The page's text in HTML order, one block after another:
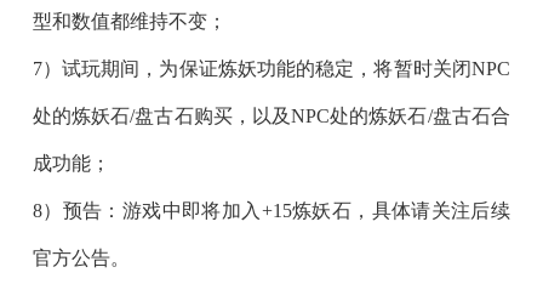
型和数值都维持不变；
7）试玩期间，为保证炼妖功能的稳定，将暂时关闭NPC
处的炼妖石/盘古石购买，以及NPC处的炼妖石/盘古石合
成功能；
8）预告：游戏中即将加入+15炼妖石，具体请关注后续
官方公告。